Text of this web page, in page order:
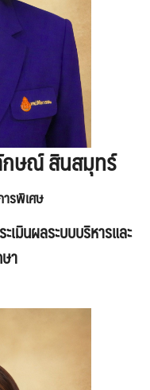
กษณ์ สินสมุทร์
รพิเศษ
เมินผลระบบบริหารและ
า